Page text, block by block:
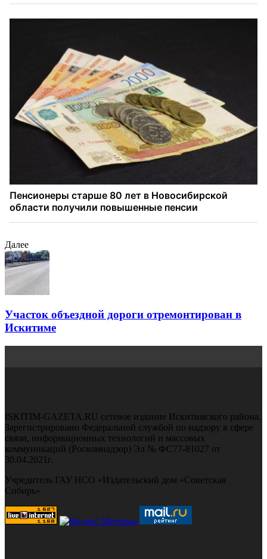
Далее
Участок объездной дороги отремонтирован в
Искитиме
ISKITIM-GAZETA.RU сетевое издание Искитимского района.
Зарегистрировано Федеральной службой по надзору в сфере
связи, информационных технологий и массовых
коммуникаций (Роскомнадзор) Эл № ФС77-81027 от
30.04.2021г.
Учредитель ГАУ НСО «Издательский дом «Советская
Сибирь»